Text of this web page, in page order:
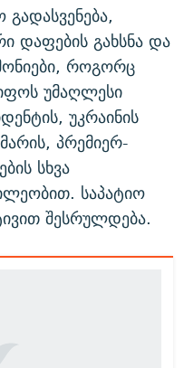
დაფების გახსნა და
როგორც
უმაღლესი
უკრაინის
პრემიერ-
სხვა
საპატიო
შესრულდება.